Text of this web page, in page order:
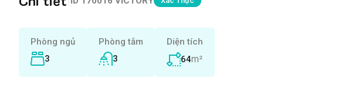
Phòng ngủ
3
Phòng tắm
3
Diện tích
64m²